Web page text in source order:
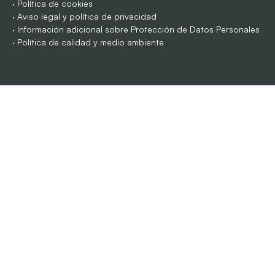
· Política de cookies
· Aviso legal y política de privacidad
· Información adicional sobre Protección de Datos Personales
· Política de calidad y medio ambiente